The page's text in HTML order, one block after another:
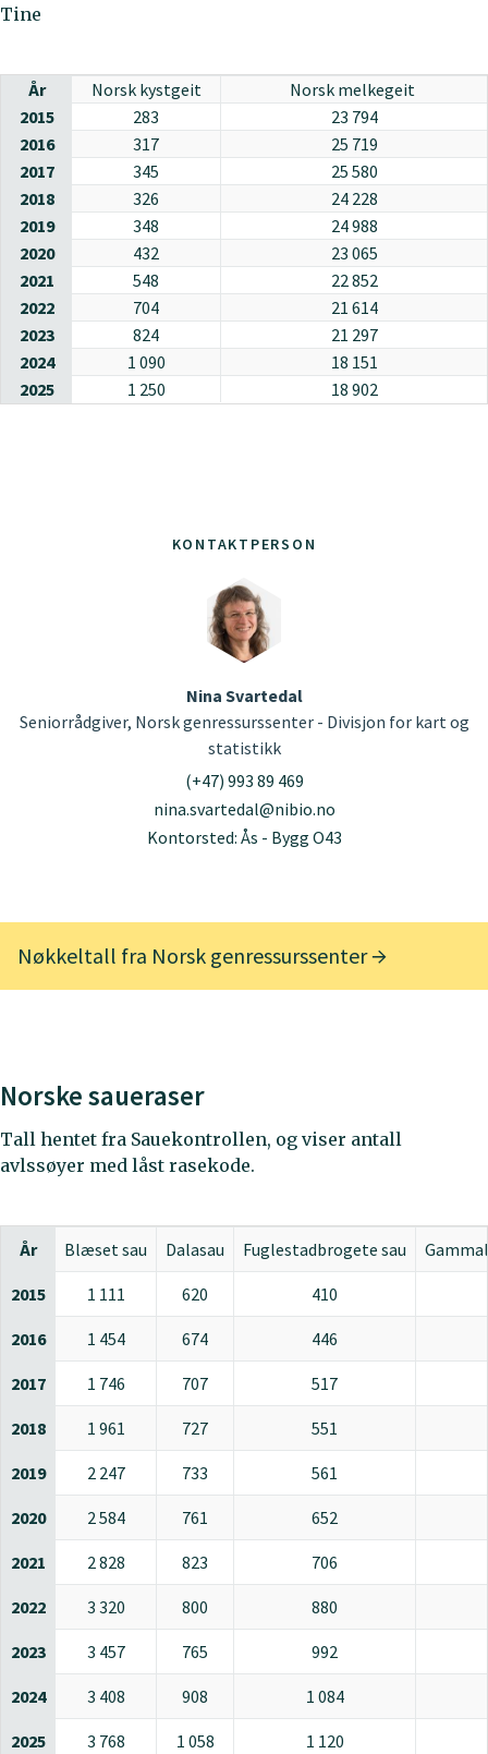
KONTAKTPERSON
Nina Svartedal
Seniorrådgiver, Norsk genressurssenter - Divisjon for kart og
statistikk
(+47) 993 89 469
nina.svartedal@nibio.no
Kontorsted: Ås - Bygg O43
Nøkkeltall fra Norsk genressurssenter
Tine
År Norsk kystgeit
Norsk melkegeit
2015
283
23 794
2016
317
25 719
2017
345
25 580
2018
326
24 228
2019
348
24 988
2020
432
23 065
2021
548
22 852
2022
704
21 614
2023
824
21 297
2024
1 090
18 151
2025
1 250 18 902
Norske saueraser
Tall hentet fra Sauekontrollen, og viser antall
avlssøyer med låst rasekode.
År Blæset sau Dalasau Fuglestadbrogete sau
2015 1 111 620 410
2016 1 454 674 446
2017 1 746 707 517
2018 1 961 727 551
2019 2 247 733 561
2020 2 584 761 652
2021 2 828 823 706
2022 3 320 800 880
2023 3 457 765 992
2024 3 408 908 1 084
2025 3 768 1 058 1 120